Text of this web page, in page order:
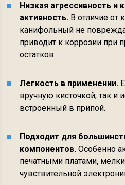
Низкая агрессивность и
активность. В отличие от
канифольный не
приводит к коррозии при
остатков.
Легкость в применении.
вручную кисточкой, так и
встроенный в припой.
Подходит для
компонентов. Особенно
печатными платами,
чувствительной